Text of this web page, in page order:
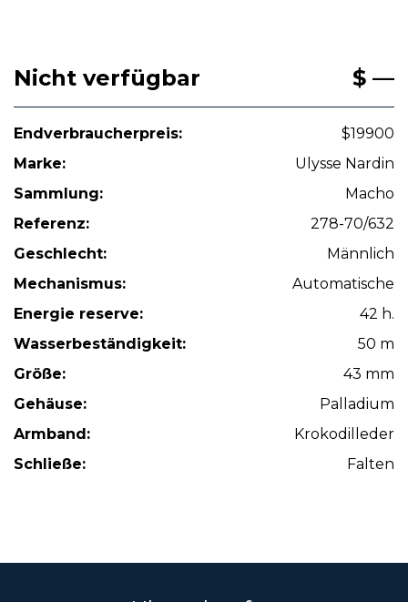
Nicht verfügbar $ —
Endverbraucherpreis:
$19900
Marke:
Ulysse Nardin
Sammlung:
Macho
Referenz:
278-70/632
Geschlecht:
Männlich
Mechanismus:
Automatische
Energie reserve:
42 h.
Wasserbeständigkeit:
50 m
Größe:
43 mm
Gehäuse:
Palladium
Armband:
Krokodilleder
Schließe:
Falten